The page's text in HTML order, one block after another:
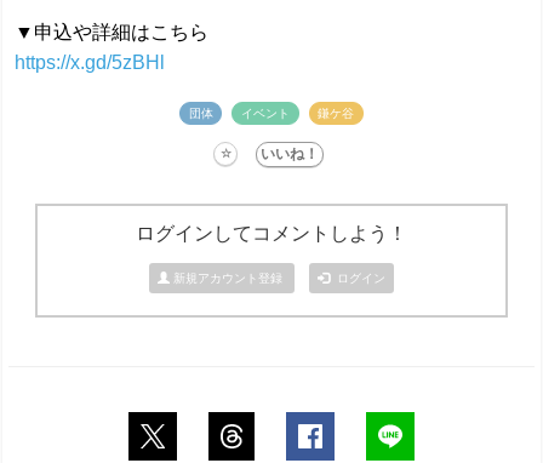
▼申込や詳細はこちら
https://x.gd/5zBHl
団体 イベント 鎌ケ谷
ログインしてコメントしよう！
新規アカウント登録 ログイン